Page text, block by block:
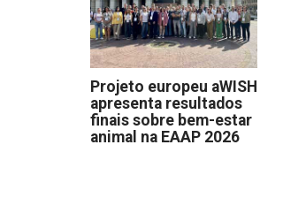
Projeto europeu aWISH
apresenta resultados
finais sobre bem-estar
animal na EAAP 2026